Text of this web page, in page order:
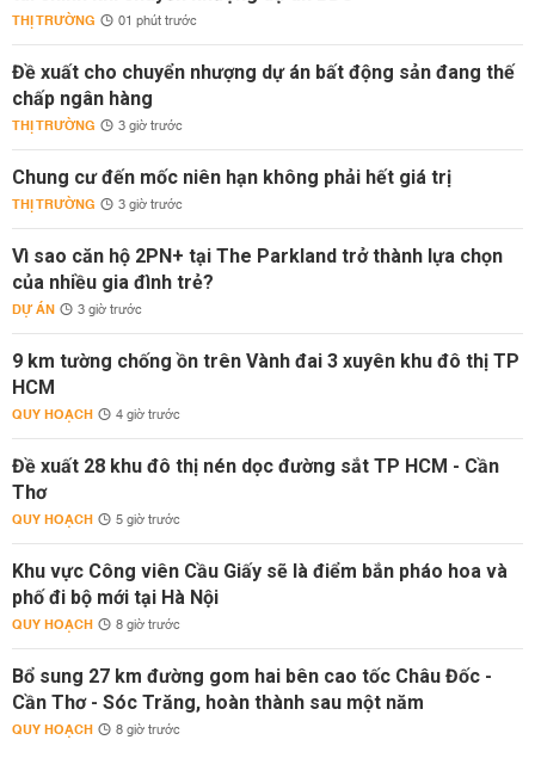
THỊ TRƯỜNG 01 phút trước
Đề xuất cho chuyển nhượng dự án bất động sản đang thế
chấp ngân hàng
THỊ TRƯỜNG 3 giờ trước
Chung cư đến mốc niên hạn không phải hết giá trị
THỊ TRƯỜNG 3 giờ trước
Vì sao căn hộ 2PN+ tại The Parkland trở thành lựa chọn
của nhiều gia đình trẻ?
DỰ ÁN 3 giờ trước
9 km tường chống ồn trên Vành đai 3 xuyên khu đô thị TP
HCM
QUY HOẠCH 4 giờ trước
Đề xuất 28 khu đô thị nén dọc đường sắt TP HCM - Cần
Thơ
QUY HOẠCH 5 giờ trước
Khu vực Công viên Cầu Giấy sẽ là điểm bắn pháo hoa và
phố đi bộ mới tại Hà Nội
QUY HOẠCH 8 giờ trước
Bổ sung 27 km đường gom hai bên cao tốc Châu Đốc -
Cần Thơ - Sóc Trăng, hoàn thành sau một năm
QUY HOẠCH 8 giờ trước